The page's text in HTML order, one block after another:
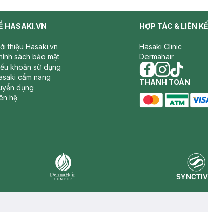
HASAKI.VN
thiệu Hasaki.vn
sách bảo mật
khoản sử dụng
cẩm nang
dụng
hệ
HỢP TÁC & LIÊN
Hasaki Clinic
Dermahair
facebook
instagram
tiktok
THANH TOÁN